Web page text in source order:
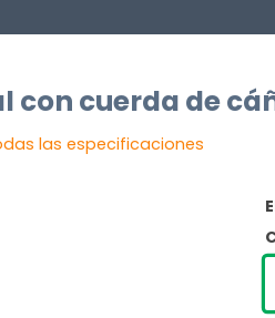
cuerda de
las especificaciones